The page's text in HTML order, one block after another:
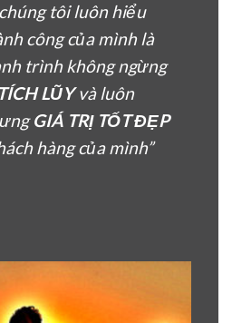
tôi luôn hiểu
công của mình là
trình không ngừng
LŨYvà luôn
GIÁ TRỊ TỐT ĐẸP
hàng của mình”